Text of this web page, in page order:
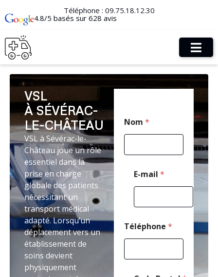
Téléphone : 09.75.18.12.30
4.8/5 basés sur 628 avis
VSL
À SÉVÉRAC-
LE-CHÂTEAU
VSL à Sévérac-le-
Château joue un rôle
essentiel dans la
prise en charge
globale des patients
nécessitant un
transport médical
adapté. Lorsqu’un
déplacement vers un
établissement de
soins devient
physiquement
Nom *
m
E-mail *
Téléphone *